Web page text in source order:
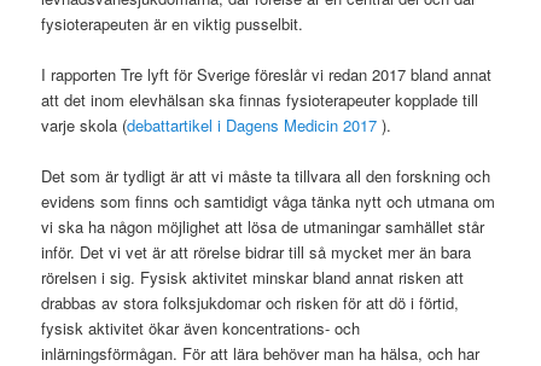
fysioterapeuten är en viktig pusselbit.
I rapporten Tre lyft för Sverige föreslår vi redan 2017 bland annat
att det inom elevhälsan ska finnas fysioterapeuter kopplade till
varje skola (debattartikel i Dagens Medicin 2017 ).
Det som är tydligt är att vi måste ta tillvara all den forskning och
evidens som finns och samtidigt våga tänka nytt och utmana om
vi ska ha någon möjlighet att lösa de utmaningar samhället står
inför. Det vi vet är att rörelse bidrar till så mycket mer än bara
rörelsen i sig. Fysisk aktivitet minskar bland annat risken att
drabbas av stora folksjukdomar och risken för att dö i förtid,
fysisk aktivitet ökar även koncentrations- och
inlärningsförmågan. För att lära behöver man ha hälsa, och har